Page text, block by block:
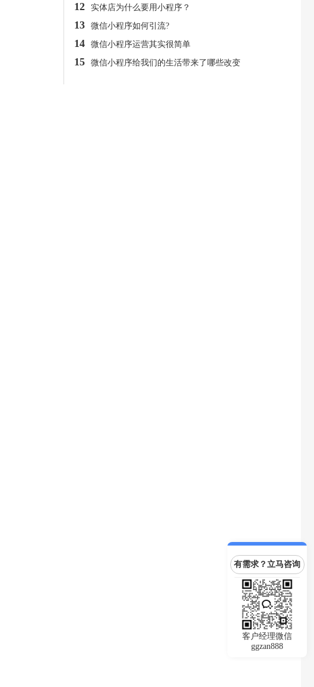
12 实体店为什么要用小程序？
13 微信小程序如何引流?
14 微信小程序运营其实很简单
15 微信小程序给我们的生活带来了哪些改变
有需求？立马咨询
客户经理微信
ggzan888